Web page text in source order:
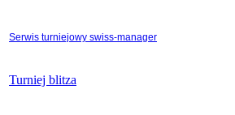
Serwis turniejowy swiss-manager
Turniej blitza